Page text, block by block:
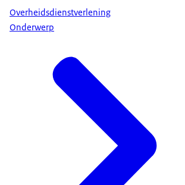
Overheidsdienstverlening
Onderwerp